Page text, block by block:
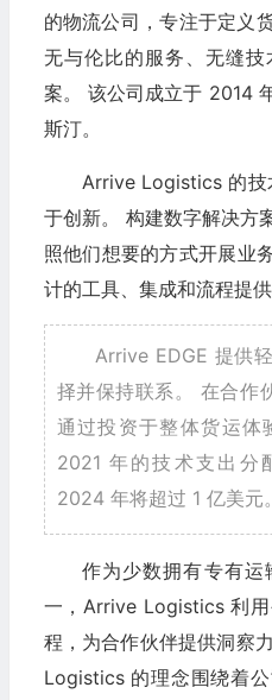
的物流公司，专注于定义
无与伦比的服务、无缝
案。 该公司成立于 2014
斯汀。
Arrive Logistics 的技
于创新。 构建数字解决方
照他们想要的方式开展
计的工具、集成和流程提供
Arrive EDGE 提供
择并保持联系。 在合作
通过投资于整体货运体
2021 年的技术支出分
2024 年将超过 1 亿美元。
作为少数拥有专有运
一，Arrive Logistics 利
程，为合作伙伴提供洞察
Logistics 的理念围绕着